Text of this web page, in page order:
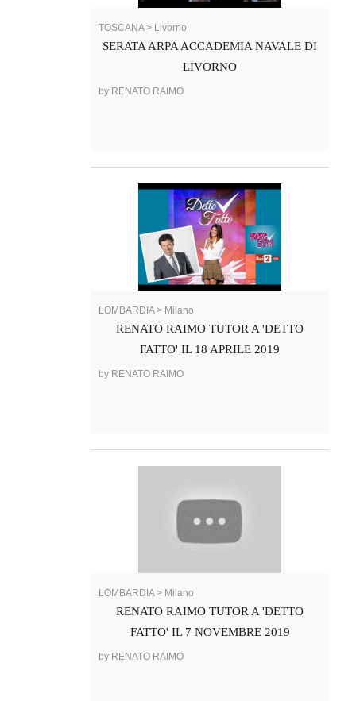
TOSCANA > Livorno
SERATA ARPA ACCADEMIA NAVALE DI
LIVORNO
by RENATO RAIMO
LOMBARDIA > Milano
RENATO RAIMO TUTOR A 'DETTO
FATTO' IL 18 APRILE 2019
by RENATO RAIMO
LOMBARDIA > Milano
RENATO RAIMO TUTOR A 'DETTO
FATTO' IL 7 NOVEMBRE 2019
by RENATO RAIMO